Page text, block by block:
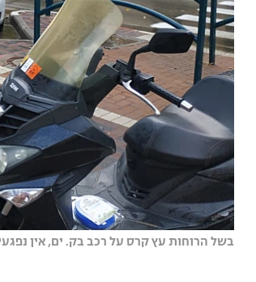
בשל הרוחות עץ קרס על רכב בק. ים, אין